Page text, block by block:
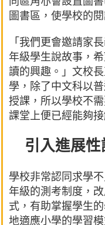
圖書區，使學校的
「我們更會邀請家
年級學生說故事，
讀的興趣。」文校
學，除了中文科以
授課，所以學校不
課堂上便已經能夠
引入進展
學校非常認同求學
年級的測考制度，
式，有助掌握學生
地適應小學的學習